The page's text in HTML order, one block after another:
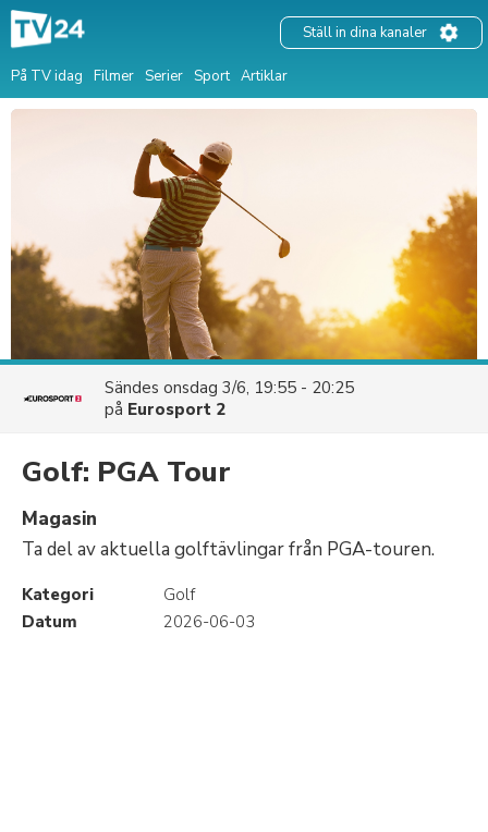
På TV idag Filmer Serier Sport Artiklar
Ställ in dina kanaler
Sändes onsdag 3/6, 19:55 - 20:25
på Eurosport 2
Golf: PGA Tour
Magasin
Ta del av aktuella golftävlingar från PGA-touren.
Kategori
Golf
Datum
2026-06-03